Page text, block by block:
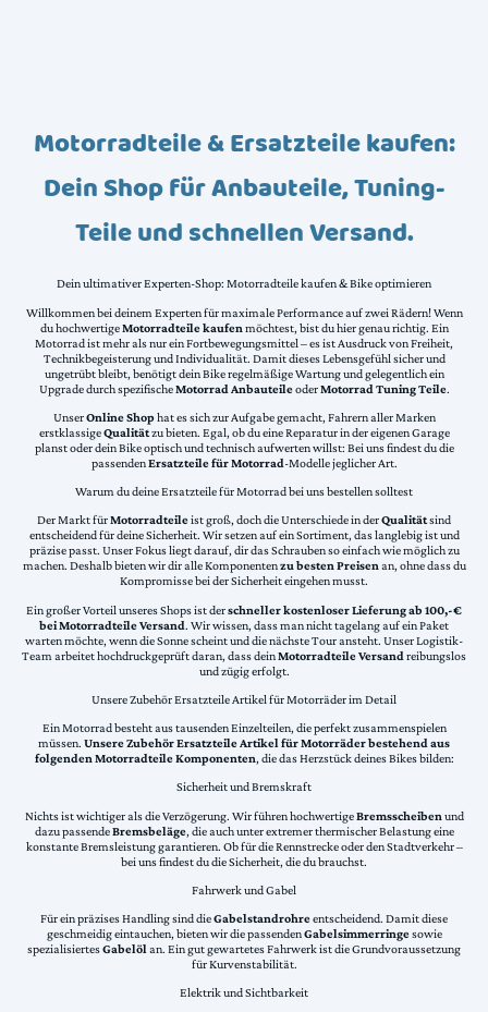
Motorradteile & Ersatzteile kaufen:
Dein Shop für Anbauteile, Tuning-
Teile und schnellen Versand.
Dein ultimativer Experten-Shop: Motorradteile kaufen & Bike optimieren
Willkommen bei deinem Experten für maximale Performance auf zwei Rädern! Wenn
du hochwertigeMotorradteile kaufen möchtest, bist du hier genau richtig. Ein
Motorrad ist mehr als nur ein Fortbewegungsmittel – es ist Ausdruck von Freiheit,
Technikbegeisterung und Individualität. Damit dieses Lebensgefühl sicher und
ungetrübt bleibt, benötigt dein Bike regelmäßige Wartung und gelegentlich ein
Upgrade durch spezifischeMotorrad AnbauteileoderMotorrad Tuning Teile.
UnserOnline Shophat es sich zur Aufgabe gemacht, Fahrern aller Marken
erstklassigeQualitätzu bieten. Egal, ob du eine Reparatur in der eigenen Garage
planst oder dein Bike optisch und technisch aufwerten willst: Bei uns findest du die
passendenErsatzteile für Motorrad-Modelle jeglicher Art.
Warum du deine Ersatzteile für Motorrad bei uns bestellen solltest
Der Markt fürMotorradteileist groß, doch die Unterschiede in derQualitätsind
entscheidend für deine Sicherheit. Wir setzen auf ein Sortiment, das langlebig ist und
präzise passt. Unser Fokus liegt darauf, dir das Schrauben so einfach wie möglich zu
machen. Deshalb bieten wir dir alle Komponentenzu besten Preisenan, ohne dass du
Kompromisse bei der Sicherheit eingehen musst.
Ein großer Vorteil unseres Shops ist derschneller kostenloser Lieferung ab 100,-€
bei Motorradteile Versand. Wir wissen, dass man nicht tagelang auf ein Paket
warten möchte, wenn die Sonne scheint und die nächste Tour ansteht. Unser Logistik-
Team arbeitet hochdruckgeprüft daran, dass deinMotorradteile Versand reibungslos
und zügig erfolgt.
Unsere Zubehör Ersatzteile Artikel für Motorräder im Detail
Ein Motorrad besteht aus tausenden Einzelteilen, die perfekt zusammenspielen
müssen. Unsere Zubehör Ersatzteile Artikel für Motorräder bestehend aus
folgenden Motorradteile Komponenten, die das Herzstück deines Bikes bilden:
Sicherheit und Bremskraft
Nichts ist wichtiger als die Verzögerung. Wir führen hochwertigeBremsscheiben und
dazu passendeBremsbeläge, die auch unter extremer thermischer Belastung eine
konstante Bremsleistung garantieren. Ob für die Rennstrecke oder den Stadtverkehr –
bei uns findest du die Sicherheit, die du brauchst.
Fahrwerk und Gabel
Für ein präzises Handling sind dieGabelstandrohreentscheidend. Damit diese
geschmeidig eintauchen, bieten wir die passendenGabelsimmerringesowie
spezialisiertesGabelölan. Ein gut gewartetes Fahrwerk ist die Grundvoraussetzung
für Kurvenstabilität.
Elektrik und Sichtbarkeit